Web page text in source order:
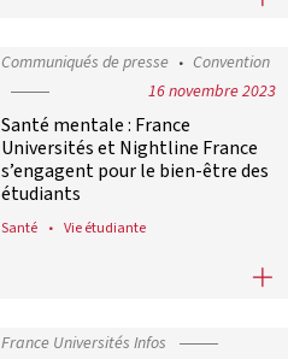
Communiqués de presse
Convention
16 novembre 2023
Santé mentale : France
Universités et Nightline France
s’engagent pour le bien-être des
étudiants
Santé Vie étudiante
Santé mentale : France
France Universités Infos